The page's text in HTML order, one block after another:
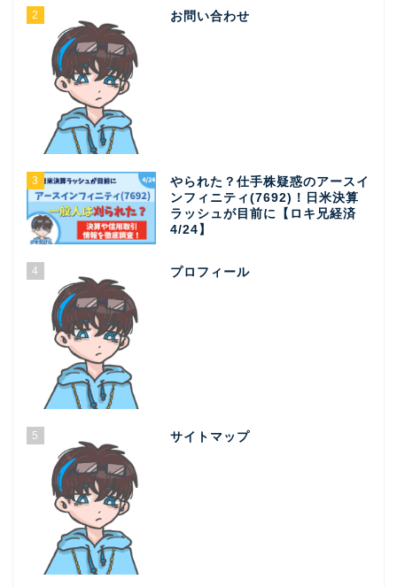
2 お問い合わせ
3
やられた？仕手株疑惑のアースイ
ンフィニティ(7692)！日米決算
ラッシュが目前に【ロキ兄経済
4/24】
4 プロフィール
5 サイトマップ